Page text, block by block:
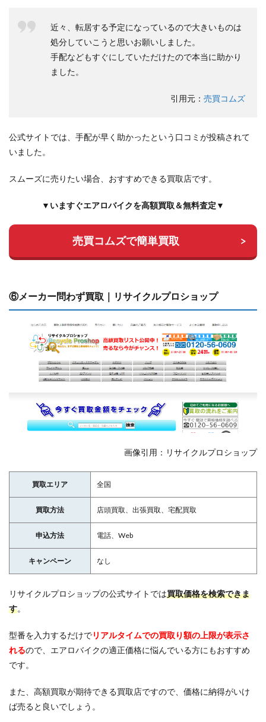
近々、転居する予定になっているので大きいものは
処分していこうと思いお願いしました。
手配などもすぐにしていただけたので本当に助かり
ました。
引用元： 売買コムズ
公式サイトでは、手配が早く助かったという口コミが投稿されて
いました。
スムーズに売りたい場合、おすすめできる買取店です。
▼いますぐエアロバイクを高額買取＆無料査定▼
売買コムズで簡単買取
⑥メーカー問わず買取｜リサイクルプロショップ
画像引用：リサイクルプロショップ
買取エリア 全国
買取方法 店頭買取、出張買取、宅配買取
申込方法 電話、Web
キャンペーン なし
リサイクルプロショップの公式サイトでは買取価格を検索できま
す。
型番を入力するだけでリアルタイムでの買取り額の上限が表示さ
れるので、エアロバイクの適正価格に悩んでいる方にもおすすめ
です。
また、高額買取が期待できる買取店ですので、価格に納得がいけ
ば売ると良いでしょう。